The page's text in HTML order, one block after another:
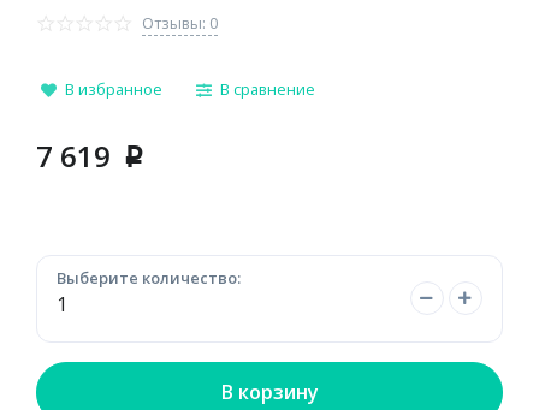
Отзывы: 0
В избранное В сравнение
7 619 p
Выберите количество:
В корзину